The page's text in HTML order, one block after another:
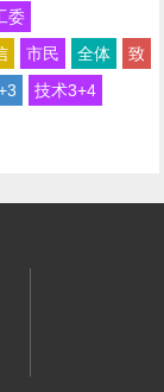
委
市民 全体
致
技术3+4